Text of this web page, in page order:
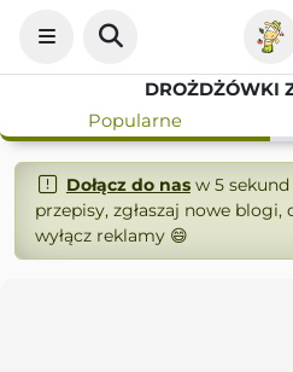
DROŻDŻÓWKI
Popularne
Dołącz do nasw 5 sekund
przepisy, zgłaszaj nowe
wyłącz reklamy 😄